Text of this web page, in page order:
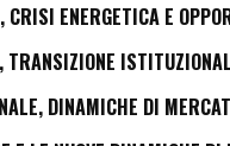
ENERGETICA E
TRANSIZIONE
DINAMICHE DI